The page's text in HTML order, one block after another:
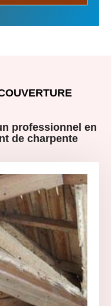
professionnel en
de charpente